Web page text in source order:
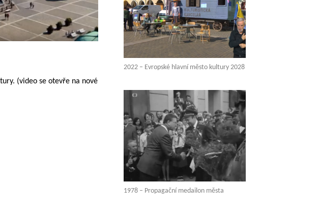
(video se otevře na nové
2022 – Evropské hlavní město kultury 2028
1978 – Propagační medailon města